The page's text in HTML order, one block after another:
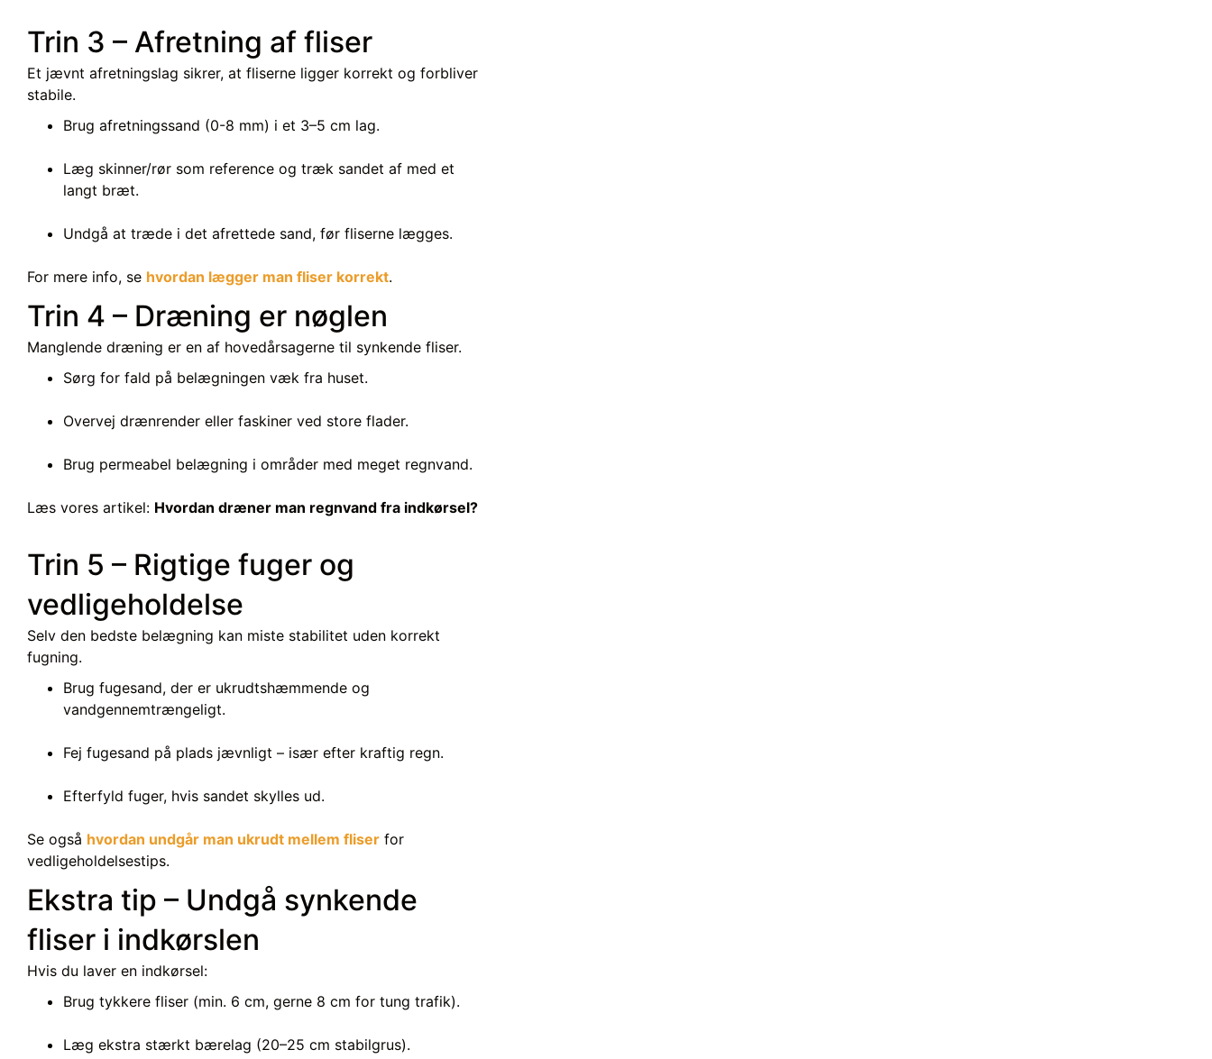
Trin 3 – Afretning af fliser
Et jævnt afretningslag sikrer, at fliserne ligger korrekt og forbliver
stabile.
Brug afretningssand (0-8 mm) i et 3–5 cm lag.
Læg skinner/rør som reference og træk sandet af med et
langt bræt.
Undgå at træde i det afrettede sand, før fliserne lægges.
For mere info, se hvordan lægger man fliser korrekt.
Trin 4 – Dræning er nøglen
Manglende dræning er en af hovedårsagerne til synkende fliser.
Sørg for fald på belægningen væk fra huset.
Overvej drænrender eller faskiner ved store flader.
Brug permeabel belægning i områder med meget regnvand.
Læs vores artikel: Hvordan dræner man regnvand fra indkørsel?
Trin 5 – Rigtige fuger og
vedligeholdelse
Selv den bedste belægning kan miste stabilitet uden korrekt
fugning.
Brug fugesand, der er ukrudtshæmmende og
vandgennemtrængeligt.
Fej fugesand på plads jævnligt – især efter kraftig regn.
Efterfyld fuger, hvis sandet skylles ud.
Se også hvordan undgår man ukrudt mellem fliser for
vedligeholdelsestips.
Ekstra tip – Undgå synkende
fliser i indkørslen
Hvis du laver en indkørsel:
Brug tykkere fliser (min. 6 cm, gerne 8 cm for tung trafik).
Læg ekstra stærkt bærelag (20–25 cm stabilgrus).